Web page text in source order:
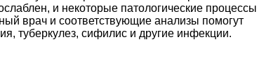
и некоторые патологические процессы
врач и соответствующие анализы помогут
туберкулез, сифилис и другие инфекции.